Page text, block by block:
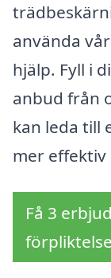
använda
hjälp. Fyll i
anbud från
kan leda till
mer effektiv
Få 3